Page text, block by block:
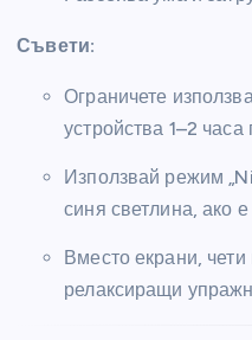
Съвети:
Ограничете
устройства 1–2 часа
Използвай режим
синя светлина, ако
Вместо екрани, чети
релаксиращи